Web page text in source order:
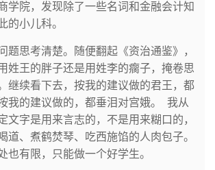
学院，发现除了一些名词和金融会计知
的小儿科。
题思考清楚。随便翻起《资治通鉴》，
姓王的胖子还是用姓李的瘸子，掩卷思
继续看下去，按我的建议做的君王，都
我的建议做的，都垂泪对宫娥。 我从
文字是用来言志的，不是用来糊口的，
道、煮鹤焚琴、吃西施馅的人肉包子。
也有限，只能做一个好学生。